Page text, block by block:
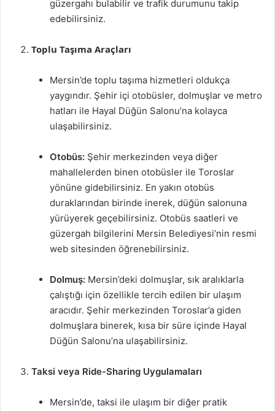
güzergahı bulabilir ve trafik durumunu takip
edebilirsiniz.
Toplu Taşıma Araçları
Mersin’de toplu taşıma hizmetleri oldukça
yaygındır. Şehir içi otobüsler, dolmuşlar ve metro
hatları ile Hayal Düğün Salonu’na kolayca
ulaşabilirsiniz.
Otobüs: Şehir merkezinden veya diğer
mahallelerden binen otobüsler ile Toroslar
yönüne gidebilirsiniz. En yakın otobüs
duraklarından birinde inerek, düğün salonuna
yürüyerek geçebilirsiniz. Otobüs saatleri ve
güzergah bilgilerini Mersin Belediyesi’nin resmi
web sitesinden öğrenebilirsiniz.
Dolmuş: Mersin’deki dolmuşlar, sık aralıklarla
çalıştığı için özellikle tercih edilen bir ulaşım
aracıdır. Şehir merkezinden Toroslar’a giden
dolmuşlara binerek, kısa bir süre içinde Hayal
Düğün Salonu’na ulaşabilirsiniz.
Taksi veya Ride-Sharing Uygulamaları
Mersin’de, taksi ile ulaşım bir diğer pratik